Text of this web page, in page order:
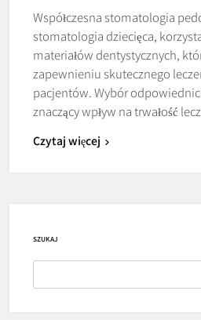
Współczesna stomatologia
stomatologia dziecięca,
materiałów dentystycznych,
zapewnieniu skutecznego
pacjentów. Wybór
znaczący wpływ na trwałość
Czytaj więcej
SZUKAJ